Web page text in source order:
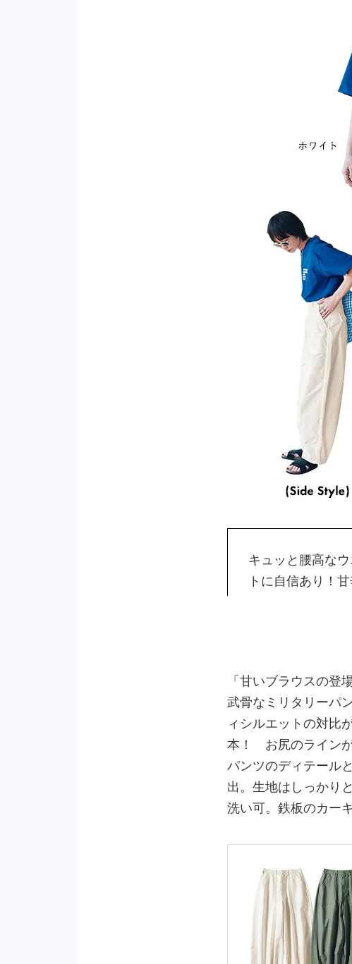
キュッと腰高な
トに自信あり！
「甘いブラウスの登
武骨なミリタリーパ
ィシルエットの対比
本！ お尻のライン
パンツのディテール
出。生地はしっかり
洗い可。鉄板のカー